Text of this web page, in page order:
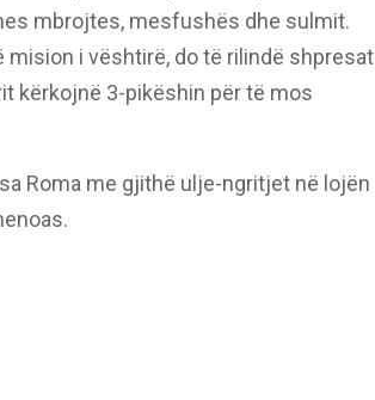
mbrojtes, mesfushës dhe sulmit.
i vështirë, do të rilindë shpresat
kërkojnë 3-pikëshin për të mos
Roma me gjithë ulje-ngritjet në lojën